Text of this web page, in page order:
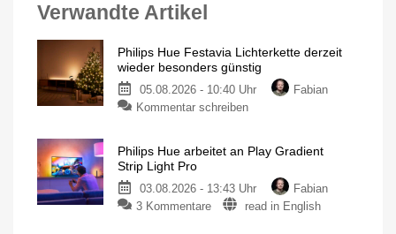
Verwandte Artikel
Philips Hue Festavia Lichterkette derzeit
wieder besonders günstig
05.08.2026 - 10:40 Uhr
Fabian
Kommentar schreiben
Philips Hue arbeitet an Play Gradient
Strip Light Pro
03.08.2026 - 13:43 Uhr
Fabian
3 Kommentare
read in English